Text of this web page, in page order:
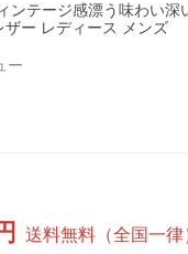
ンテージ感漂う味わい深
ー レディース メンズ
ー
送料無料 （全国一律